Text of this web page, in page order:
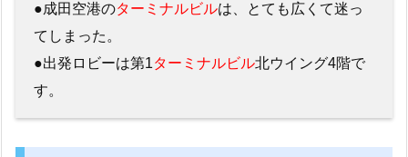
●成田空港のターミナルビルは、とても広くて迷っ
てしまった。
●出発ロビーは第1ターミナルビル北ウイング4階で
す。